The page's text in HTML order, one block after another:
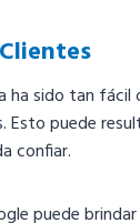
ha sido tan
Esto puede
confiar.
puede